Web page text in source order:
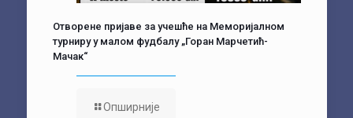
Отворене пријаве за учешће на Меморијалном
турниру у малом фудбалу „Горан Марчетић-
Мачак“
Опширније